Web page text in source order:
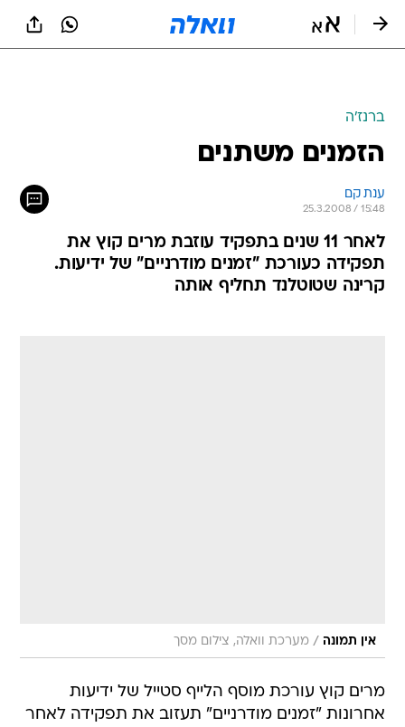
ברנז'ה
הזמנים משתנים
ענת קם
25.3.2008 / 15:48
לאחר 11 שנים בתפקיד עוזבת מרים קוץ את
תפקידה כעורכת "זמנים מודרניים" של ידיעות.
קרינה שטוטלנד תחליף אותה
אין תמונה / מערכת וואלה, צילום מסך
מרים קוץ עורכת מוסף הלייף סטייל של ידיעות
אחרונות "זמנים מודרניים" תעזוב את תפקידה לאחר